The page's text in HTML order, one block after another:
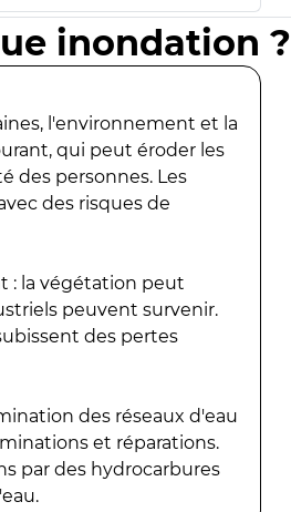
inondation ?
l'environnement et la
qui peut éroder les
des personnes. Les
des risques de
: la végétation peut
peuvent survenir.
des pertes
des réseaux d'eau
et réparations.
par des hydrocarbures